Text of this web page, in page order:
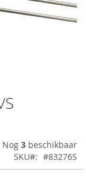
Nog 3 beschikbaar
SKU
#83276S